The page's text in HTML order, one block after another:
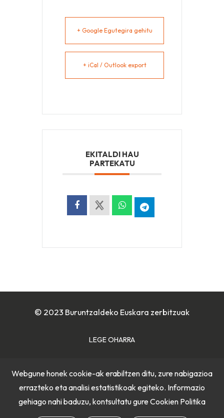
+ Google Egutegira gehitu
+ iCal / Outlook export
EKITALDI HAU
PARTEKATU
© 2023 Buruntzaldeko Euskara zerbitzuak
LEGE OHARRA
PRIBATUTASUN POLITIKA
Webgune honek cookie-ak erabiltzen ditu, zure nabigazioa
errazteko eta analisi estatistikoak egiteko. Informazio
gehiago nahi baduzu, kontsultatu gure Cookien Politika